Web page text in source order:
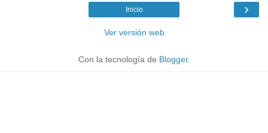
›
Inicio
Ver versión web
Con la tecnología de Blogger.